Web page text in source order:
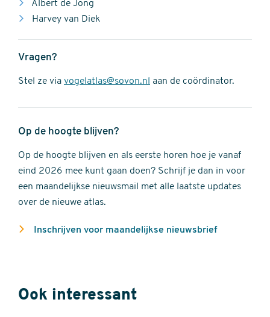
Albert de Jong
Harvey van Diek
Vragen?
Stel ze via vogelatlas@sovon.nl aan de coördinator.
Op de hoogte blijven?
Op de hoogte blijven en als eerste horen hoe je vanaf
eind 2026 mee kunt gaan doen? Schrijf je dan in voor
een maandelijkse nieuwsmail met alle laatste updates
over de nieuwe atlas.
Inschrijven voor maandelijkse nieuwsbrief
Ook interessant